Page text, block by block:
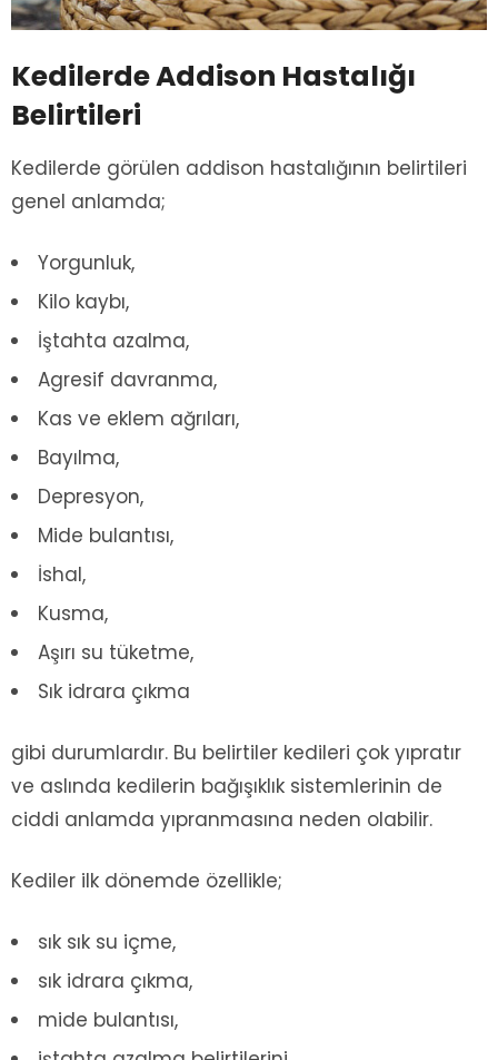
Kedilerde Addison Hastalığı
Belirtileri
Kedilerde görülen addison hastalığının belirtileri
genel anlamda;
Yorgunluk,
Kilo kaybı,
İştahta azalma,
Agresif davranma,
Kas ve eklem ağrıları,
Bayılma,
Depresyon,
Mide bulantısı,
İshal,
Kusma,
Aşırı su tüketme,
Sık idrara çıkma
gibi durumlardır. Bu belirtiler kedileri çok yıpratır
ve aslında kedilerin bağışıklık sistemlerinin de
ciddi anlamda yıpranmasına neden olabilir.
Kediler ilk dönemde özellikle;
sık sık su içme,
sık idrara çıkma,
mide bulantısı,